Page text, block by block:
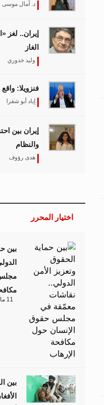
د. آمال موسى
إيران.. لغز
الغاز
وليد خدوري
فنزويلا:
إياد أبو شقرا
إيران بين
والنظام
هدى رؤوف
اختيار المحرر
بين
11 مارس 2026 - 09:30
بين